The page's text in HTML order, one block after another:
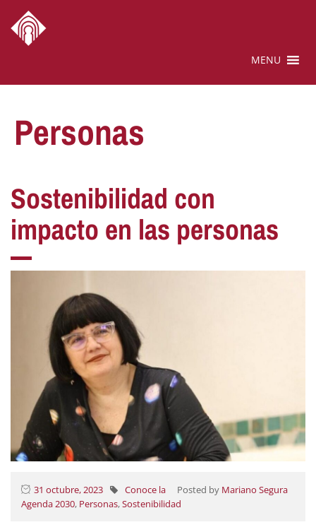
MENU
Personas
Sostenibilidad con
impacto en las personas
31 octubre, 2023 Posted by Mariano Segura
Conoce la
Agenda 2030, Personas,Sostenibilidad